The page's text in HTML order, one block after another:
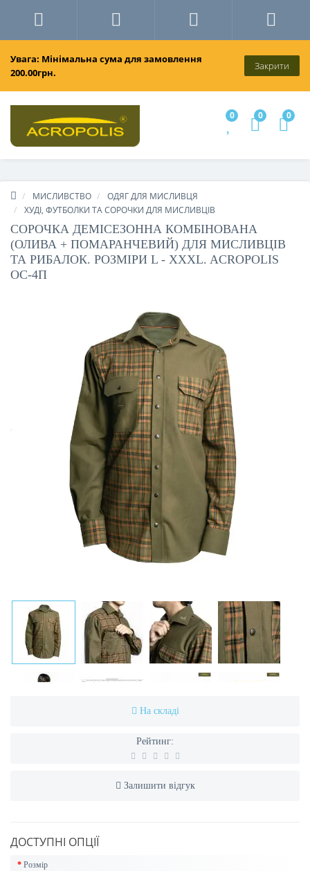
Увага: Мінімальна сума для замовлення
200.00грн.
Закрити
0 0 0
МИСЛИВСТВО
ОДЯГ ДЛЯ МИСЛИВЦЯ
ХУДІ, ФУТБОЛКИ ТА СОРОЧКИ ДЛЯ МИСЛИВЦІВ
СОРОЧКА ДЕМІСЕЗОННА КОМБІНОВАНА
(ОЛИВА + ПОМАРАНЧЕВИЙ) ДЛЯ МИСЛИВЦІВ
ТА РИБАЛОК. РОЗМІРИ L - XXXL. ACROPOLIS
ОС-4П
На складі
Рейтинг:
Залишити відгук
ДОСТУПНІ ОПЦІЇ
Розмір